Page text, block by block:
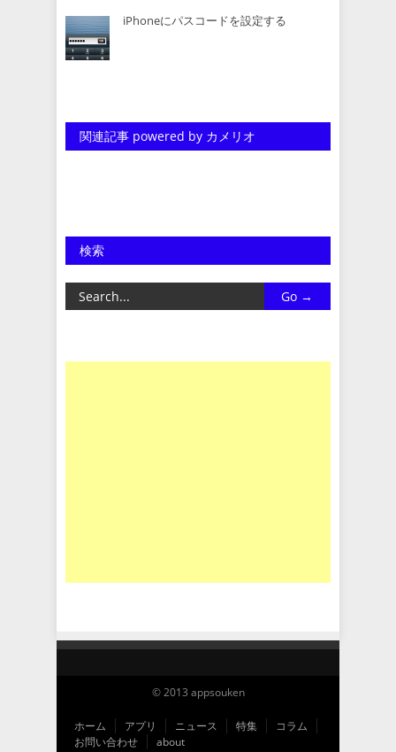
iPhoneにパスコードを設定する
関連記事 powered by カメリオ
検索
© 2013 appsouken
ホーム アプリ ニュース 特集
コラム
お問い合わせ
about